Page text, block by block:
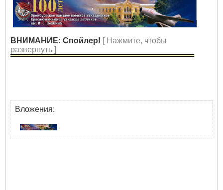
ВНИМАНИЕ: Спойлер! [ Нажмите, чтобы
развернуть ]
Вложения: